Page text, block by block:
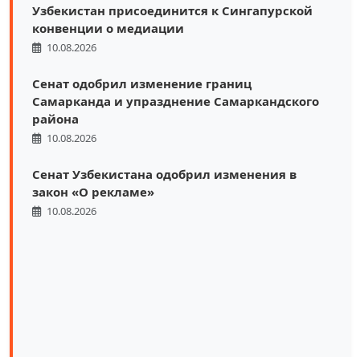
Узбекистан присоединится к Сингапурской
конвенции о медиации
10.08.2026
Сенат одобрил изменение границ
Самарканда и упразднение Самаркандского
района
10.08.2026
Сенат Узбекистана одобрил изменения в
закон «О рекламе»
10.08.2026